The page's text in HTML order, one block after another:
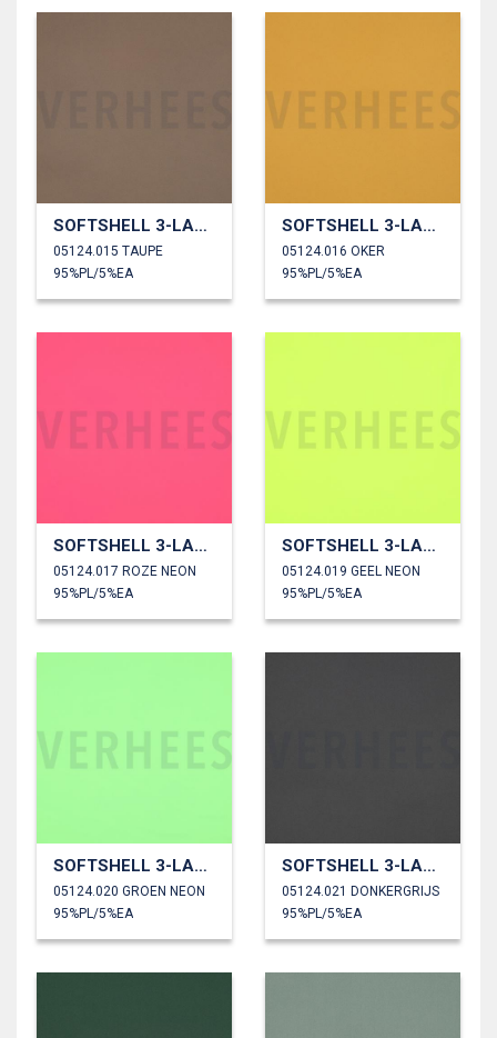
SOFTSHELL 3-LAAGS
05124.015 TAUPE
95%PL/5%EA
SOFTSHELL 3-LAAGS
05124.016 OKER
95%PL/5%EA
SOFTSHELL 3-LAAGS
05124.017 ROZE NEON
95%PL/5%EA
SOFTSHELL 3-LAAGS
05124.019 GEEL NEON
95%PL/5%EA
SOFTSHELL 3-LAAGS
05124.020 GROEN NEON
95%PL/5%EA
SOFTSHELL 3-LAAGS
05124.021 DONKERGRIJS
95%PL/5%EA